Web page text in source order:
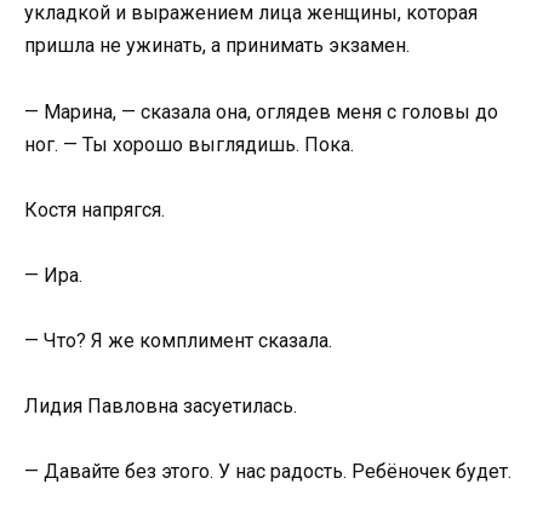
укладкой и выражением лица женщины, которая
пришла не ужинать, а принимать экзамен.
— Марина, — сказала она, оглядев меня с головы до
ног. — Ты хорошо выглядишь. Пока.
Костя напрягся.
— Ира.
— Что? Я же комплимент сказала.
Лидия Павловна засуетилась.
— Давайте без этого. У нас радость. Ребёночек будет.